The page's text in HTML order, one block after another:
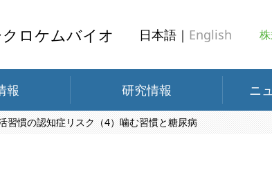
ロケムバイオ 日本語｜ English
報 研究情報 ニ
習慣の認知症リスク（4）噛む習慣と糖尿病